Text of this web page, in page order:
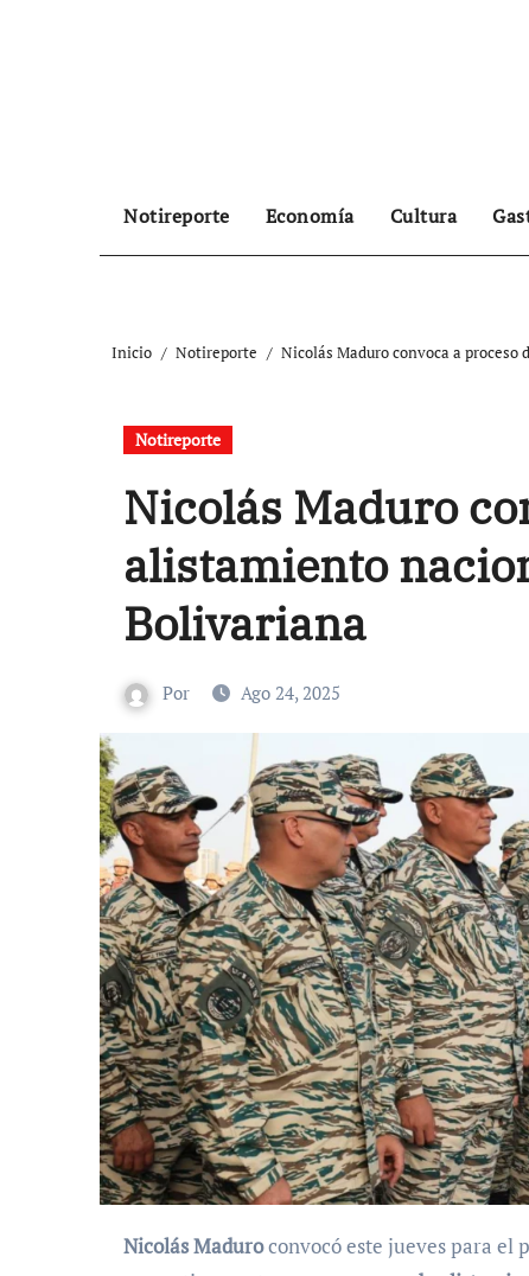
Notireporte Economía Cultura
Inicio Notireporte Nicolás Maduro convoca a
Notireporte
Nicolás Maduro
alistamiento
Bolivariana
Por Ago 24, 2025
Nicolás Maduroconvocó este jueves para el